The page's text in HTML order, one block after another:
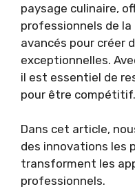
paysage culinaire,
professionnels de
avancés pour créer
exceptionnelles.
il est essentiel de
pour être compétitif.
Dans cet article,
des innovations les
transforment les
professionnels.